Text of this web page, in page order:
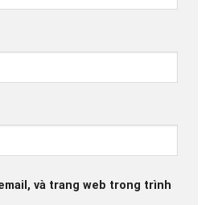
và trang web trong trình